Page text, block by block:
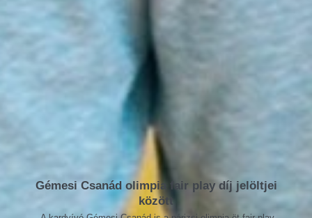
Gémesi Csanád olimpia fair play díj jelöltjei
között